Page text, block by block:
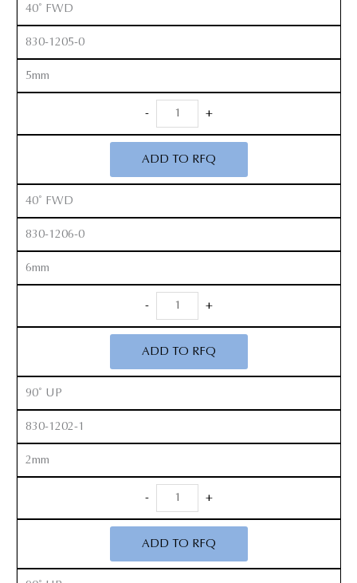
40˚ FWD
830-1205-0
5mm
-
Anterior
Kerrison
Rongeurs
12”
quantity
+
ADD TO RFQ
40˚ FWD
830-1206-0
6mm
-
Anterior
Kerrison
Rongeurs
12”
quantity
+
ADD TO RFQ
90˚ UP
830-1202-1
2mm
-
Anterior
Kerrison
Rongeurs
12”
quantity
+
ADD TO RFQ